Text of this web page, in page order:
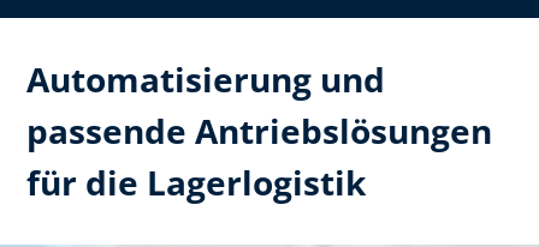
Automatisierung und
passende Antriebslösungen
für die Lagerlogistik